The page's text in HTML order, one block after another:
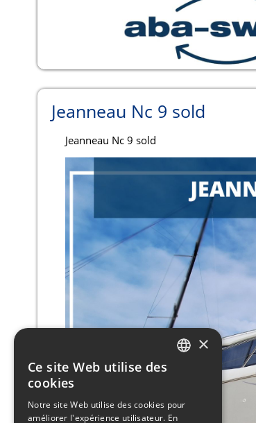
Jeanneau Nc 9 sold
Jeanneau Nc 9 sold
×
Ce site Web utilise des
cookies
Notre site Web utilise des cookies pour
améliorer l'expérience utilisateur. En